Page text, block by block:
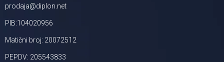
prodaja@diplon.net
PIB:104020956
Matični broj: 20072512
PEPDV: 205543833